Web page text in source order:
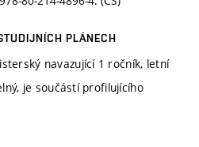
PLÁNECH
navazující 1 ročník, letní
je součástí profilujícího